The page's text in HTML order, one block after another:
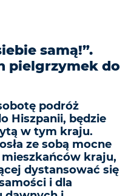
samą!”.
pielgrzymek do
podróż
Hiszpanii, będzie
w tym kraju.
ze sobą mocne
mieszkańców kraju,
dystansować się
i dla